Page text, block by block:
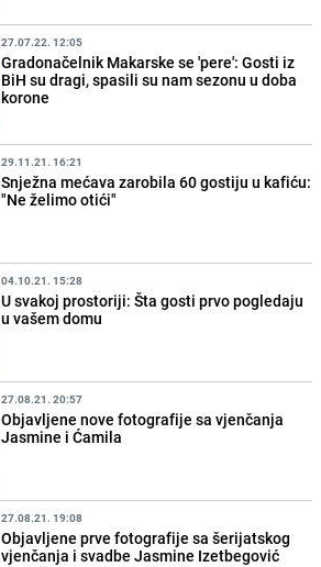
27.07.22. 12:05
Gradonačelnik Makarske se 'pere': Gosti iz
BiH su dragi, spasili su nam sezonu u doba
korone
29.11.21. 16:21
Snježna mećava zarobila 60 gostiju u kafiću:
"Ne želimo otići"
04.10.21. 15:28
U svakoj prostoriji: Šta gosti prvo pogledaju
u vašem domu
27.08.21. 20:57
Objavljene nove fotografije sa vjenčanja
Jasmine i Ćamila
27.08.21. 19:08
Objavljene prve fotografije sa šerijatskog
vjenčanja i svadbe Jasmine Izetbegović